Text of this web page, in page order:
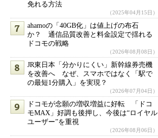
免れる方法
（2025年04月15日）
ahamoの「40GB化」は値上げの布石
か？ 通信品質改善と料金設定で揺れる
ドコモの戦略
（2026年08月08日）
JR東日本「分かりにくい」新幹線券売機
を改善へ なぜ、スマホではなく「駅で
の最短1分購入」を実現？
（2026年07月04日）
ドコモが念願の増収増益に好転 「ドコ
モMAX」好調も後押し、今後は“ロイヤル
ユーザー”を重視
（2026年08月06日）